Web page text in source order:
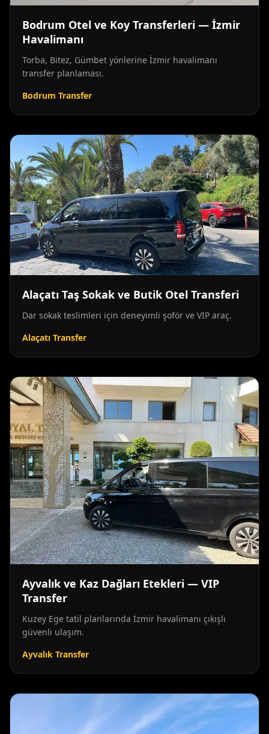
Bodrum Otel ve Koy Transferleri — İzmir
Havalimanı
Torba, Bitez, Gümbet yönlerine İzmir havalimanı
transfer planlaması.
Bodrum Transfer
Alaçatı Taş Sokak ve Butik Otel Transferi
Dar sokak teslimleri için deneyimli şoför ve VIP araç.
Alaçatı Transfer
Ayvalık ve Kaz Dağları Etekleri — VIP
Transfer
Kuzey Ege tatil planlarında İzmir havalimanı çıkışlı
güvenli ulaşım.
Ayvalık Transfer